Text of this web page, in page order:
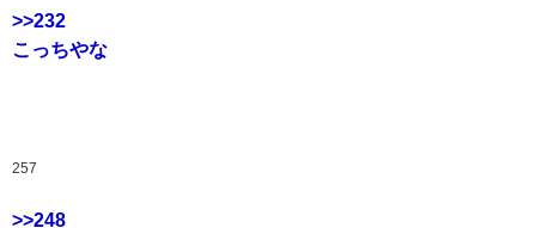
>>232
こっちやな
257
>>248